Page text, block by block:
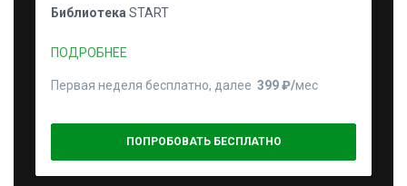
Библиотека START
ПОДРОБНЕЕ
Первая неделя бесплатно, далее 399 ₽⁠/⁠мес
ПОПРОБОВАТЬ БЕСПЛАТНО